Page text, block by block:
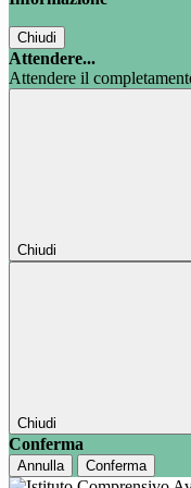
Chiudi
Attendere...
Attendere il
Chiudi
Chiudi
Conferma
Annulla Conferma